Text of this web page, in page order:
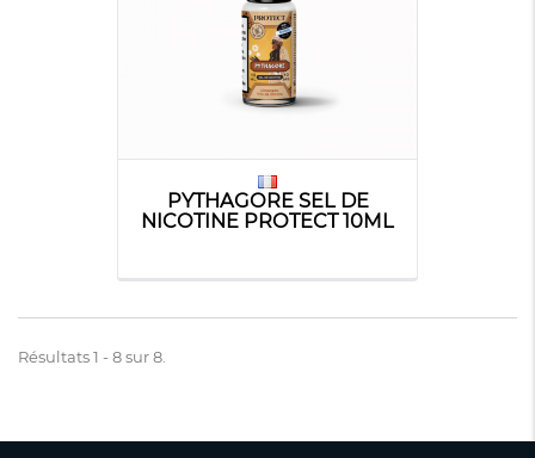
PYTHAGORE SEL DE
NICOTINE PROTECT 10ML
Résultats 1 - 8 sur 8.